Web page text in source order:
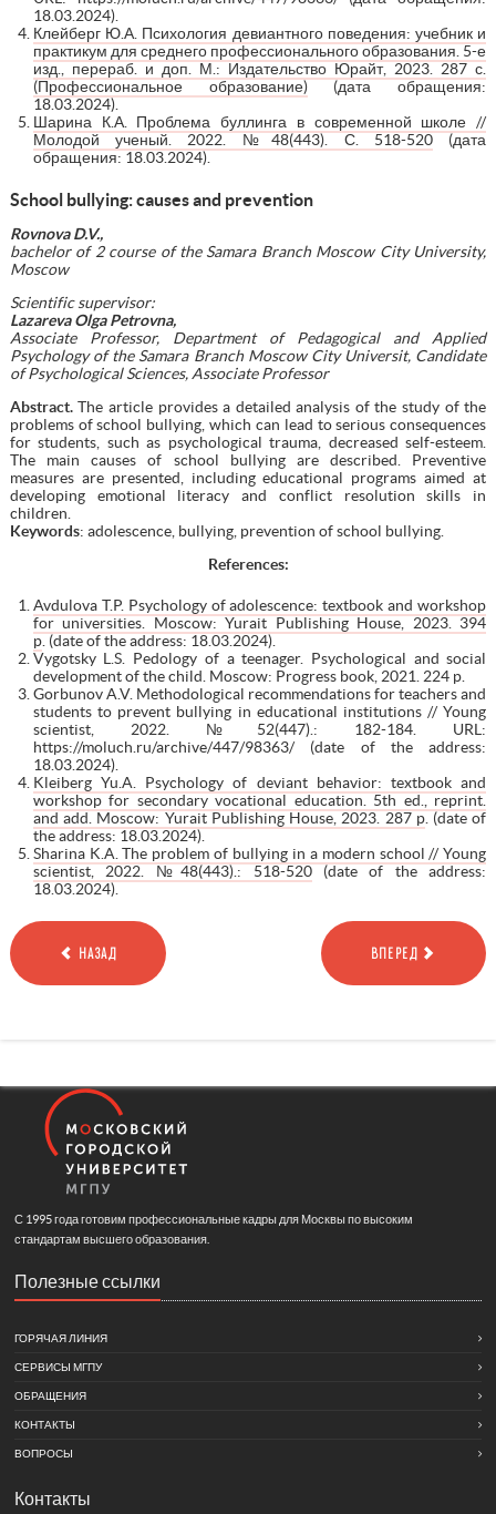
18.03.2024).
Клейберг Ю.А. Психология девиантного поведения: учебник и
практикум для среднего профессионального образования. 5-е
изд., перераб. и доп. М.: Издательство Юрайт, 2023. 287 с.
(Профессиональное образование)(дата обращения:
18.03.2024).
Шарина К.А. Проблема буллинга в современной школе //
Молодой ученый. 2022. №48(443). С. 518-520(дата
обращения: 18.03.2024).
School bullying: causes and prevention
Rovnova D.V.,
bachelor of 2 course of the Samara Branch Moscow City University,
Moscow
Scientific supervisor:
Lazareva Olga Petrovna,
Associate Professor, Department of Pedagogical and Applied
Psychology of the Samara Branch Moscow City Universit, Candidate
of Psychological Sciences, Associate Professor
Abstract.The article provides a detailed analysis of the study of the
problems of school bullying, which can lead to serious consequences
for students, such as psychological trauma, decreased self-esteem.
The main causes of school bullying are described. Preventive
measures are presented, including educational programs aimed at
developing emotional literacy and conflict resolution skills in
children.
Keywords: adolescence, bullying, prevention of school bullying.
References:
Avdulova T.P. Psychology of adolescence: textbook and workshop
for universities. Moscow: Yurait Publishing House, 2023. 394
p. (date of the address: 18.03.2024).
Vygotsky L.S. Pedology of a teenager. Psychological and social
development of the child. Moscow: Progress book, 2021. 224 p.
Gorbunov A.V. Methodological recommendations for teachers and
students to prevent bullying in educational institutions // Young
scientist, 2022. №52(447).: 182-184. URL:
https://moluch.ru/archive/447/98363/ (date of the address:
18.03.2024).
Kleiberg Yu.A. Psychology of deviant behavior: textbook and
workshop for secondary vocational education. 5th ed., reprint.
and add. Moscow: Yurait Publishing House, 2023. 287 p. (date of
the address: 18.03.2024).
Sharina K.A. The problem of bullying in a modern school // Young
scientist, 2022. №48(443).: 518-520(date of the address:
18.03.2024).
НАЗАД ВПЕРЕД
С 1995 года готовим профессиональные кадры для Москвы по высоким
стандартам высшего образования.
Полезные ссылки
ГОРЯЧАЯ ЛИНИЯ
СЕРВИСЫ МГПУ
ОБРАЩЕНИЯ
КОНТАКТЫ
ВОПРОСЫ
Контакты